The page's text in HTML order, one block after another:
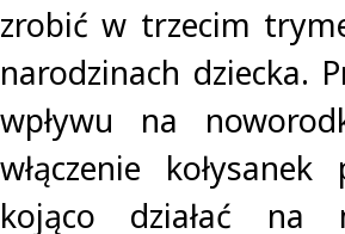
zrobić w trzecim
narodzinach dziecka.
wpływu na
włączenie
kojąco działać